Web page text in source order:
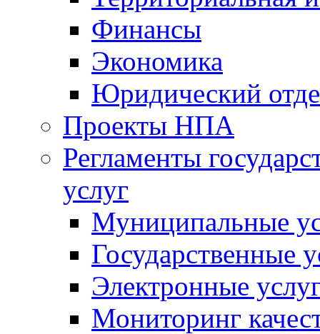
Финансы
Экономика
Юридический
Проекты НПА
Регламенты
услуг
Муниципальные
Государственные
Электронные
Мониторинг